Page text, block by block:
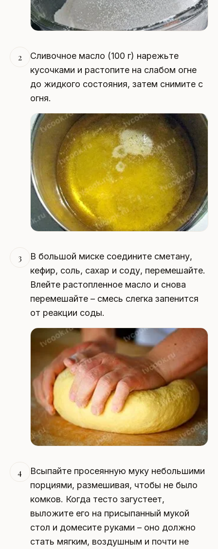
2
Сливочное масло (100 г) нарежьте
кусочками и растопите на слабом огне
до жидкого состояния, затем снимите с
огня.
3
В большой миске соедините сметану,
кефир, соль, сахар и соду, перемешайте.
Влейте растопленное масло и снова
перемешайте – смесь слегка запенится
от реакции соды.
4
Всыпайте просеянную муку небольшими
порциями, размешивая, чтобы не было
комков. Когда тесто загустеет,
выложите его на присыпанный мукой
стол и домесите руками – оно должно
стать мягким, воздушным и почти не